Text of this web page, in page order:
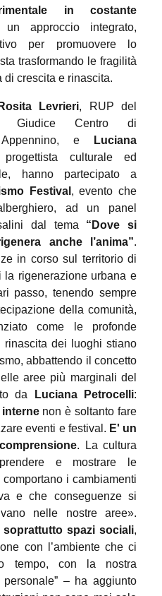
in costante
approccio integrato,
per promuovere lo
trasformando le fragilità
di crescita e rinascita.
Levrieri, RUPdel
Giudice Centro di
Appennino, e
Luciana
progettista culturaleed
hanno partecipato a
Festival , evento che
ad un panel
dal tema “ Dove si
anche l’anima”.
in corso sul territorio di
la rigenerazione urbana e
passo, tenendo sempre
della comunità,
come le profonde
rinascita dei luoghi stiano
abbattendo il concetto
aree più marginali del
da Luciana Petrocelli:
internenon è soltanto fare
eventi e festival. E' un
. La cultura
e mostrare le
i cambiamenti
e che conseguenze si
nelle nostre aree».
soprattutto spazi sociali,
con l’ambiente che ci
tempo, con la nostra
– ha aggiunto